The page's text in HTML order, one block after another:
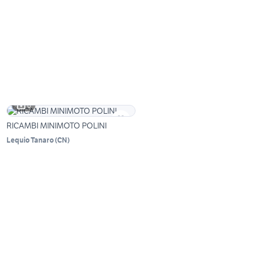
6
RICAMBI MINIMOTO POLINI
Lequio Tanaro(CN)